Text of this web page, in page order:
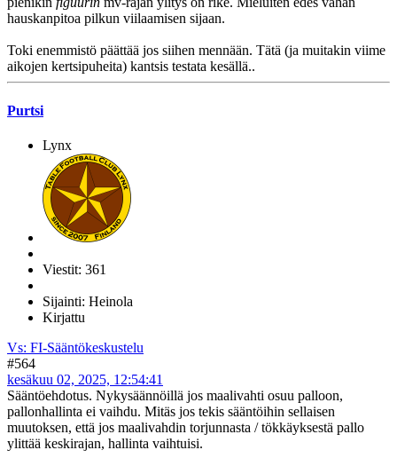
hauskanpitoa pilkun viilaamisen sijaan.
Toki enemmistö päättää jos siihen mennään. Tätä (ja muitakin viime
aikojen kertsipuheita) kantsis testata kesällä..
Purtsi
Lynx
Viestit: 361
Sijainti: Heinola
Kirjattu
Vs: FI-Sääntökeskustelu
#564
kesäkuu 02, 2025, 12:54:41
Sääntöehdotus. Nykysäännöillä jos maalivahti osuu palloon,
pallonhallinta ei vaihdu. Mitäs jos tekis sääntöihin sellaisen
muutoksen, että jos maalivahdin torjunnasta / tökkäyksestä pallo
ylittää keskirajan, hallinta vaihtuisi.